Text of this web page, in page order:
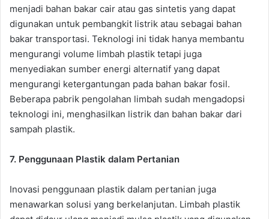
menjadi bahan bakar cair atau gas sintetis yang dapat
digunakan untuk pembangkit listrik atau sebagai bahan
bakar transportasi. Teknologi ini tidak hanya membantu
mengurangi volume limbah plastik tetapi juga
menyediakan sumber energi alternatif yang dapat
mengurangi ketergantungan pada bahan bakar fosil.
Beberapa pabrik pengolahan limbah sudah mengadopsi
teknologi ini, menghasilkan listrik dan bahan bakar dari
sampah plastik.
7. Penggunaan Plastik dalam Pertanian
Inovasi penggunaan plastik dalam pertanian juga
menawarkan solusi yang berkelanjutan. Limbah plastik